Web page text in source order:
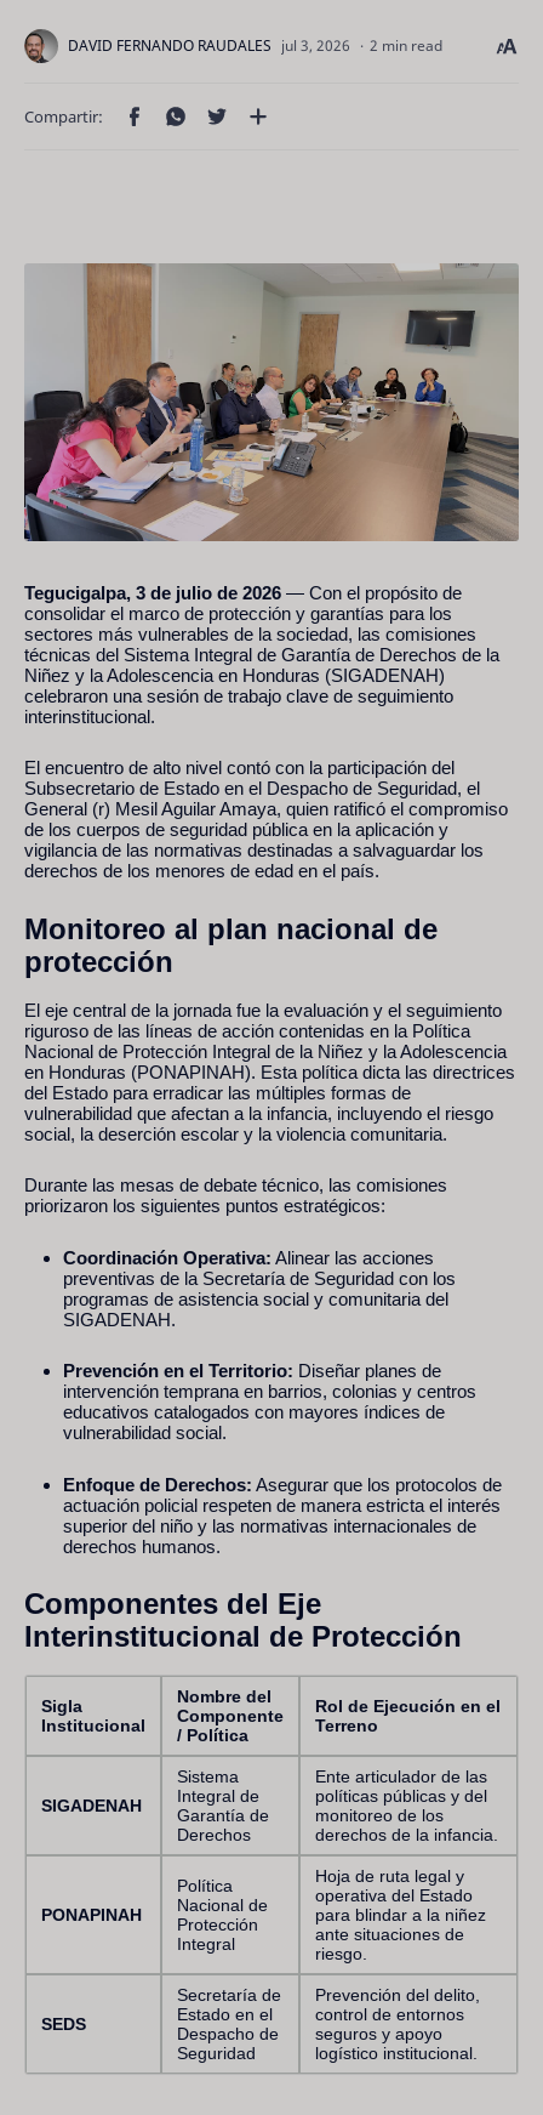
2 min read
Tegucigalpa, 3 de julio de 2026 — Con el propósito de
consolidar el marco de protección y garantías para los
sectores más vulnerables de la sociedad, las comisiones
técnicas del Sistema Integral de Garantía de Derechos de la
Niñez y la Adolescencia en Honduras (SIGADENAH)
celebraron una sesión de trabajo clave de seguimiento
interinstitucional.
El encuentro de alto nivel contó con la participación del
Subsecretario de Estado en el Despacho de Seguridad, el
General (r) Mesil Aguilar Amaya, quien ratificó el compromiso
de los cuerpos de seguridad pública en la aplicación y
vigilancia de las normativas destinadas a salvaguardar los
derechos de los menores de edad en el país.
Monitoreo al plan nacional de
protección
El eje central de la jornada fue la evaluación y el seguimiento
riguroso de las líneas de acción contenidas en la Política
Nacional de Protección Integral de la Niñez y la Adolescencia
en Honduras (PONAPINAH). Esta política dicta las directrices
del Estado para erradicar las múltiples formas de
vulnerabilidad que afectan a la infancia, incluyendo el riesgo
social, la deserción escolar y la violencia comunitaria.
Durante las mesas de debate técnico, las comisiones
priorizaron los siguientes puntos estratégicos:
Coordinación Operativa: Alinear las acciones
preventivas de la Secretaría de Seguridad con los
programas de asistencia social y comunitaria del
SIGADENAH.
Prevención en el Territorio: Diseñar planes de
intervención temprana en barrios, colonias y centros
educativos catalogados con mayores índices de
vulnerabilidad social.
Enfoque de Derechos: Asegurar que los protocolos de
actuación policial respeten de manera estricta el interés
superior del niño y las normativas internacionales de
derechos humanos.
Componentes del Eje
Interinstitucional de Protección
Sigla
Institucional
Nombre del
Componente
/ Política
Rol de Ejecución en el
Terreno
SIGADENAH
Sistema
Integral de
Garantía de
Derechos
Ente articulador de las
políticas públicas y del
monitoreo de los
derechos de la infancia.
PONAPINAH
Política
Nacional de
Protección
Integral
Hoja de ruta legal y
operativa del Estado
para blindar a la niñez
ante situaciones de
riesgo.
SEDS
Secretaría de
Estado en el
Despacho de
Seguridad
Prevención del delito,
control de entornos
seguros y apoyo
logístico institucional.